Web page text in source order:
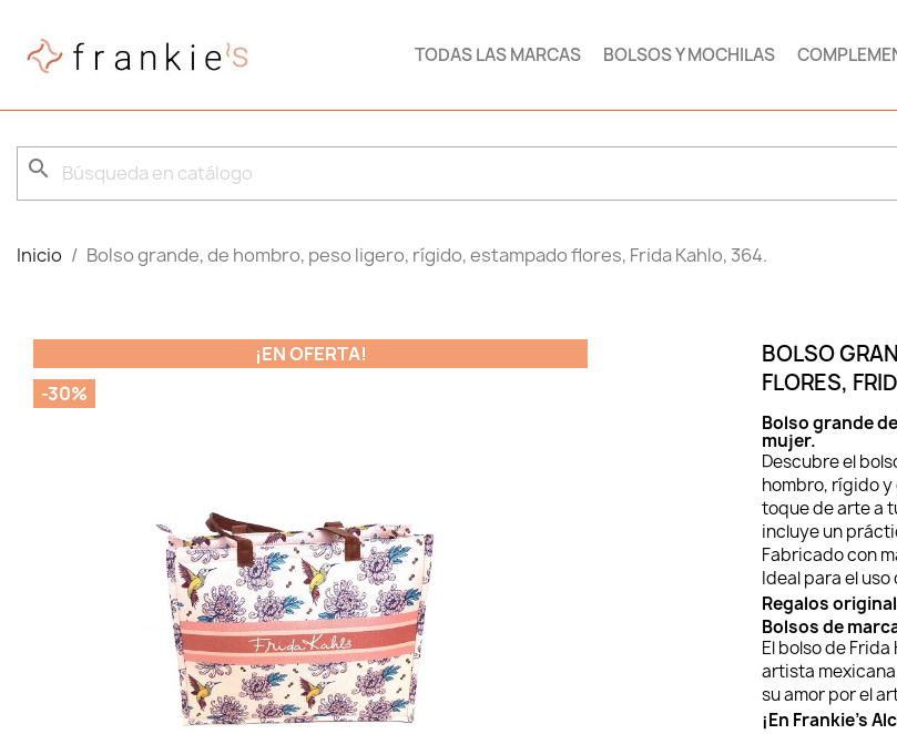
TODAS LAS MARCAS BOLSOS Y MOCHILAS
search
Inicio Bolso grande, de hombro, peso ligero, rígido, estampado flores, Frida Kahlo, 364.
¡EN OFERTA!
-30%
BOLSO
FLORES,
Bolso grande
mujer.
Descubre el
hombro, rígido
toque de arte a
incluye un
Fabricado con
Ideal para el
Regalos
Bolsos de
El bolso de
artista
su amor por el
¡En Frankie’s